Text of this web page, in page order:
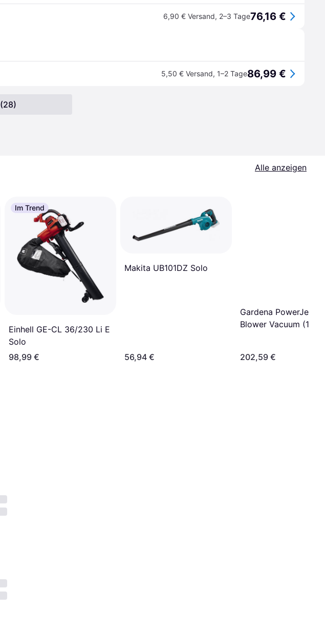
6,90 € Versand, 2–3 Tage76,16 €
5,50 € Versand, 1–2 Tage86,99 €
Alle anzeigen (28)
Alle anzeigen
Im Trend
Einhell GE-CL 36/230 Li E
Solo
98,99 €
Makita UB101DZ Solo
56,94 €
Gardena PowerJet
Blower Vacuum
202,59 €